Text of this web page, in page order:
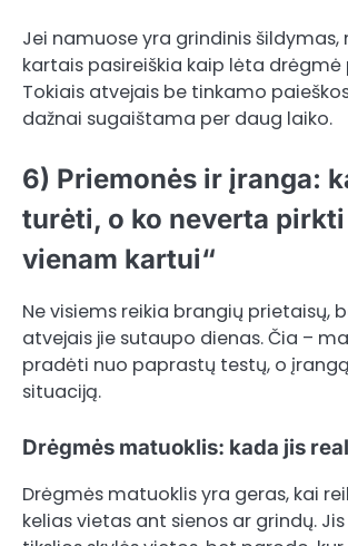
Jei namuose yra grindinis šildymas,
kartais pasireiškia kaip lėta
Tokiais atvejais be tinkamo
dažnai sugaištama per daug laiko.
6) Priemonės ir įranga:
turėti, o ko neverta
vienam kartui“
Ne visiems reikia brangių prietaisų,
atvejais jie sutaupo dienas. Čia –
pradėti nuo paprastų testų, o
situaciją.
Drėgmės matuoklis: kada jis
Drėgmės matuoklis yra geras, kai
kelias vietas ant sienos ar grindų.